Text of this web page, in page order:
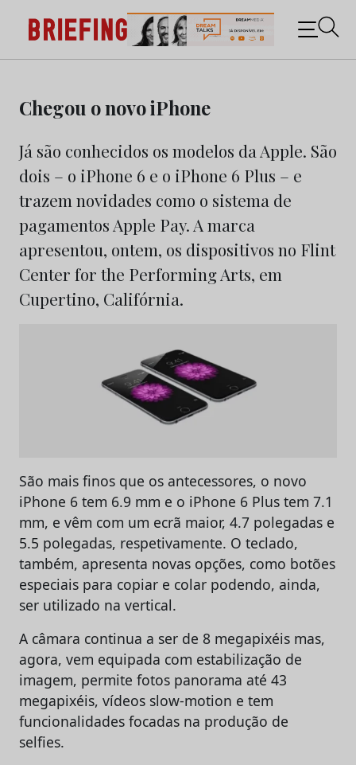
content
Briefing: Todas as notícias sobre os negócios do
Marketing e da Publicidade
Chegou o novo iPhone
Já são conhecidos os modelos da Apple. São
dois – o iPhone 6 e o iPhone 6 Plus – e
trazem novidades como o sistema de
pagamentos Apple Pay. A marca
apresentou, ontem, os dispositivos no Flint
Center for the Performing Arts, em
Cupertino, Califórnia.
São mais finos que os antecessores, o novo
iPhone 6 tem 6.9 mm e o iPhone 6 Plus tem 7.1
mm, e vêm com um ecrã maior, 4.7 polegadas e
5.5 polegadas, respetivamente. O teclado,
também, apresenta novas opções, como botões
especiais para copiar e colar podendo, ainda,
ser utilizado na vertical.
A câmara continua a ser de 8 megapixéis mas,
agora, vem equipada com estabilização de
imagem, permite fotos panorama até 43
megapixéis, vídeos slow-motion e tem
funcionalidades focadas na produção de
selfies.